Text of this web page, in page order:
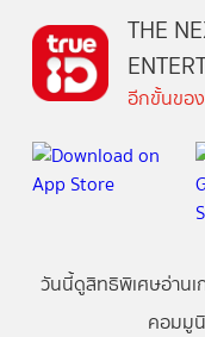
THE
อีกขั้นขอ
วันนี้ดูสิทธิพิเศษอ่าน
คอมมู